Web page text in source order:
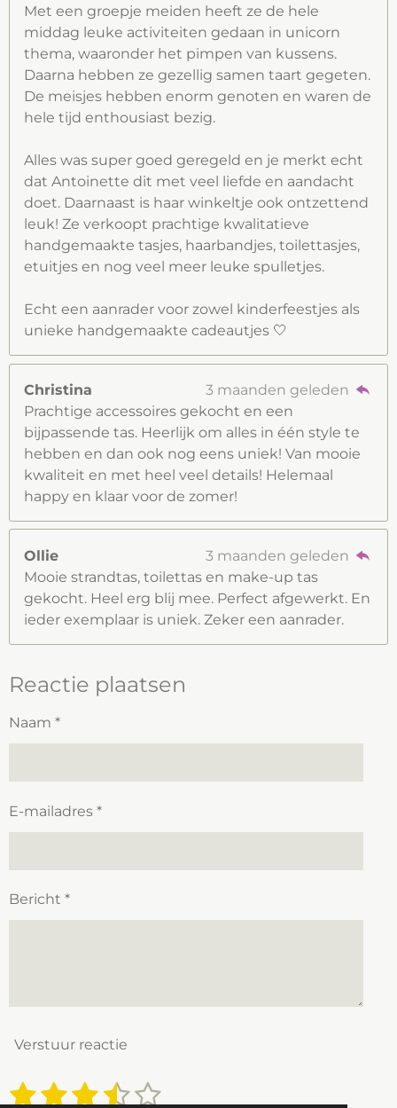
Met een groepje meiden heeft ze de hele
middag leuke activiteiten gedaan in unicorn
thema, waaronder het pimpen van kussens.
Daarna hebben ze gezellig samen taart gegeten.
De meisjes hebben enorm genoten en waren de
hele tijd enthousiast bezig.
Alles was super goed geregeld en je merkt echt
dat Antoinette dit met veel liefde en aandacht
doet. Daarnaast is haar winkeltje ook ontzettend
leuk! Ze verkoopt prachtige kwalitatieve
handgemaakte tasjes, haarbandjes, toilettasjes,
etuitjes en nog veel meer leuke spulletjes.
Echt een aanrader voor zowel kinderfeestjes als
unieke handgemaakte cadeautjes 🤍
Christina
3 maanden geleden
Prachtige accessoires gekocht en een
bijpassende tas. Heerlijk om alles in één style te
hebben en dan ook nog eens uniek! Van mooie
kwaliteit en met heel veel details! Helemaal
happy en klaar voor de zomer!
Ollie
3 maanden geleden
Mooie strandtas, toilettas en make-up tas
gekocht. Heel erg blij mee. Perfect afgewerkt. En
ieder exemplaar is uniek. Zeker een aanrader.
Reactie plaatsen
Naam *
E-mailadres *
Bericht *
Verstuur reactie
R
1
2 3 4 5
S